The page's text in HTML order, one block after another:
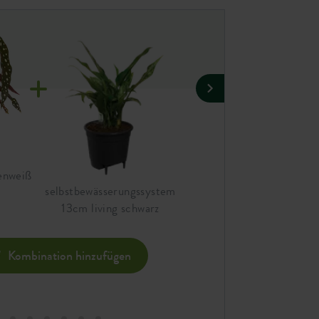
selbstbewässerungssystem
13cm living schwarz
Kombination hinzufügen